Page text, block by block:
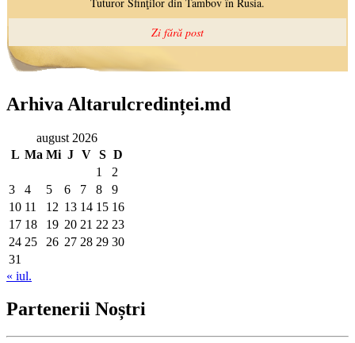
Arhiva Altarulcredinței.md
august 2026
L Ma Mi J V S D
1
2
3
4 5 6 7 8
9
10 11 12 13 14 15 16
17 18 19 20 21 22 23
24 25 26 27 28 29 30
31
« iul.
Partenerii Noștri